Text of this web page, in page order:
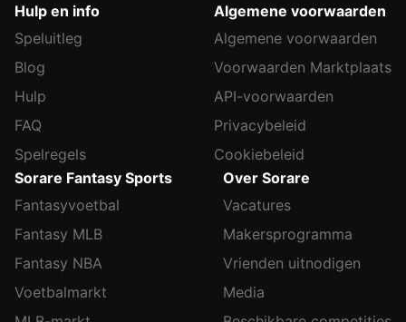
Hulp en info
Speluitleg
Blog
Hulp
FAQ
Spelregels
Algemene voorwaarden
Algemene voorwaarden
Voorwaarden Marktplaats
API-voorwaarden
Privacybeleid
Cookiebeleid
Sorare Fantasy Sports
Fantasyvoetbal
Fantasy MLB
Fantasy NBA
Voetbalmarkt
Over Sorare
Vacatures
Makersprogramma
Vrienden uitnodigen
Media